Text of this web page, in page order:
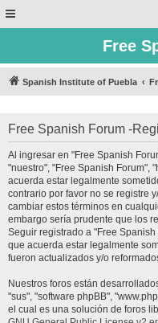
Free
Spanish Institute of Puebla
Free Spanish Forum -
Al ingresar en "Free Spanish
"nuestro", "Free Spanish Forum",
acuerda estar legalmente
contrario por favor no se registre
cambiar estos términos en
embargo sería prudente que los
Seguir registrado a "Free
que acuerda estar legalmente
fueron actualizados y/o
Nuestros foros están
"sus", "software phpBB",
el cual es una solución de foros